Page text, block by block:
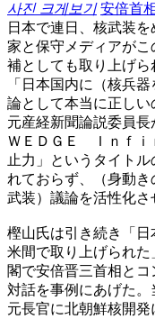
사진 크게보기 安倍首
日本で連日、核武装
家と保守メディアが
補としても取り上げら
「日本国内に（核兵
論として本当に正し
元産経新聞論説委員
ＷＥＤＧＥ Ｉｎｆｉ
止力」というタイト
れておらず、（身動
武装）議論を活性化さ
樫山氏は引き続き「日
米間で取り上げられ
閣で安倍晋三首相と
対話を事例にあげた
元長官に北朝鮮核開